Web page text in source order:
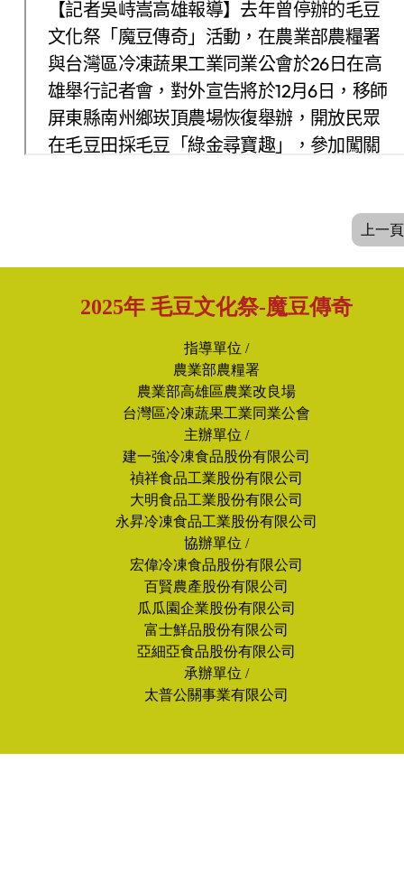
上一頁
2025年 毛豆文化祭-魔豆傳奇
指導單位 /
農業部農糧署
農業部高雄區農業改良場
台灣區冷凍蔬果工業同業公會
主辦單位 /
建一強冷凍食品股份有限公司
禎祥食品工業股份有限公司
大明食品工業股份有限公司
永昇冷凍食品工業股份有限公司
協辦單位 /
宏偉冷凍食品股份有限公司
百賢農產股份有限公司
瓜瓜園企業股份有限公司
富士鮮品股份有限公司
亞細亞食品股份有限公司
承辦單位 /
太普公關事業有限公司